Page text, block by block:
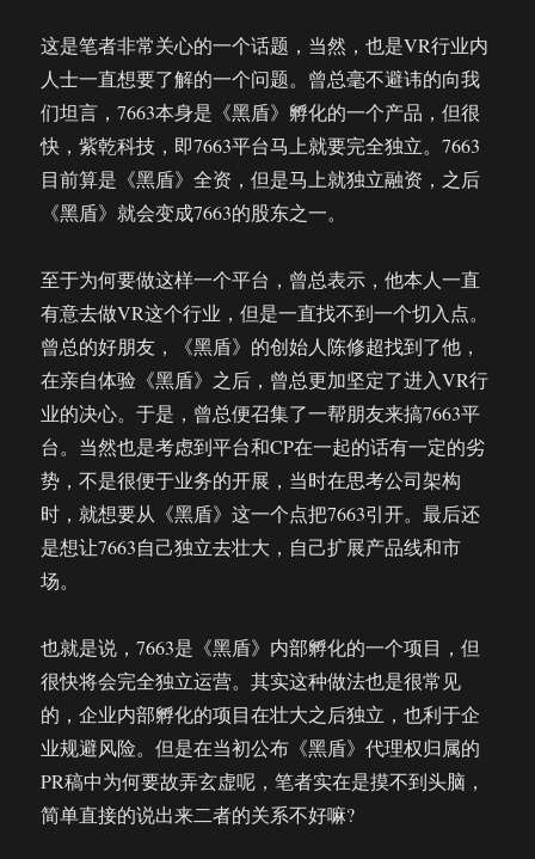
这是笔者非常关心的一个话题，当然，也是VR行业内
人士一直想要了解的一个问题。曾总毫不避讳的向我
们坦言，7663本身是《黑盾》孵化的一个产品，但很
快，紫乾科技，即7663平台马上就要完全独立。7663
目前算是《黑盾》全资，但是马上就独立融资，之后
《黑盾》就会变成7663的股东之一。
至于为何要做这样一个平台，曾总表示，他本人一直
有意去做VR这个行业，但是一直找不到一个切入点。
曾总的好朋友，《黑盾》的创始人陈修超找到了他，
在亲自体验《黑盾》之后，曾总更加坚定了进入VR行
业的决心。于是，曾总便召集了一帮朋友来搞7663平
台。当然也是考虑到平台和CP在一起的话有一定的劣
势，不是很便于业务的开展，当时在思考公司架构
时，就想要从《黑盾》这一个点把7663引开。最后还
是想让7663自己独立去壮大，自己扩展产品线和市
场。
也就是说，7663是《黑盾》内部孵化的一个项目，但
很快将会完全独立运营。其实这种做法也是很常见
的，企业内部孵化的项目在壮大之后独立，也利于企
业规避风险。但是在当初公布《黑盾》代理权归属的
PR稿中为何要故弄玄虚呢，笔者实在是摸不到头脑，
简单直接的说出来二者的关系不好嘛?